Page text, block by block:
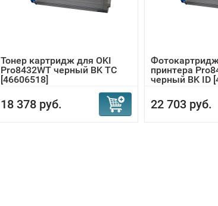
Тонер картридж для OKI
Pro8432WT черный BK TC
[46606518]
18 378 руб.
принтера
черный BK ID
22 703 руб.